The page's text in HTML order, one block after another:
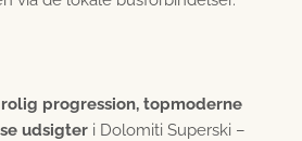
rolig progression, topmoderne
udsigter i Dolomiti Superski –